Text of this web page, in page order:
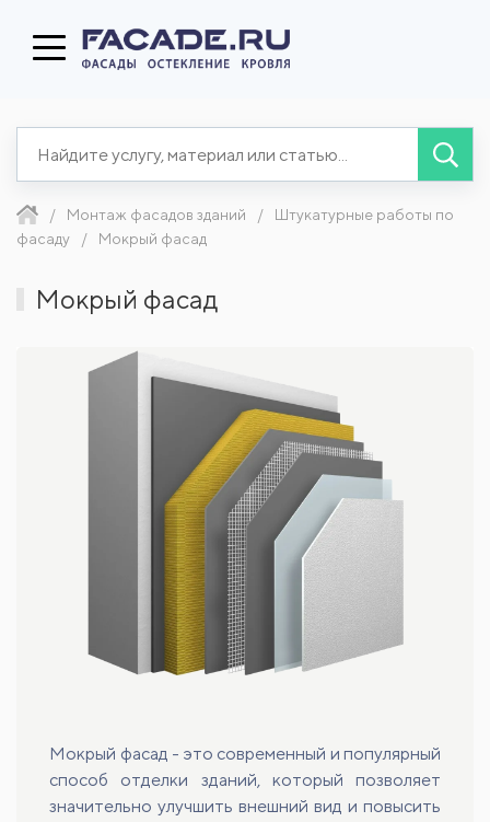
Монтаж фасадов зданий
Штукатурные работы по
фасаду
Мокрый фасад
Мокрый фасад
Мокрый фасад - это современный и популярный
способ отделки зданий, который позволяет
значительно улучшить внешний вид и повысить